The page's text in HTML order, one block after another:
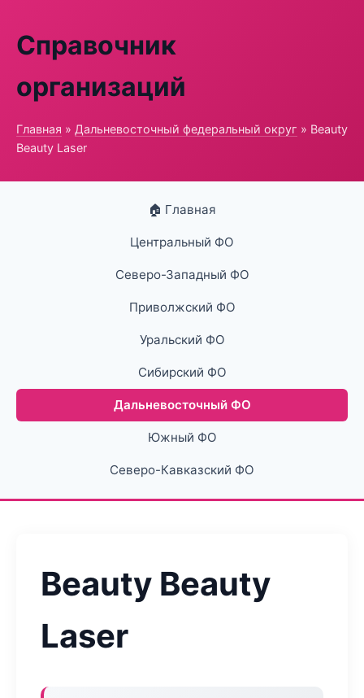
Справочник
организаций
Главная » Дальневосточный федеральный округ » Beauty
Beauty Laser
🏠 Главная
Центральный ФО
Северо-Западный ФО
Приволжский ФО
Уральский ФО
Сибирский ФО
Дальневосточный ФО
Южный ФО
Северо-Кавказский ФО
Beauty Beauty
Laser